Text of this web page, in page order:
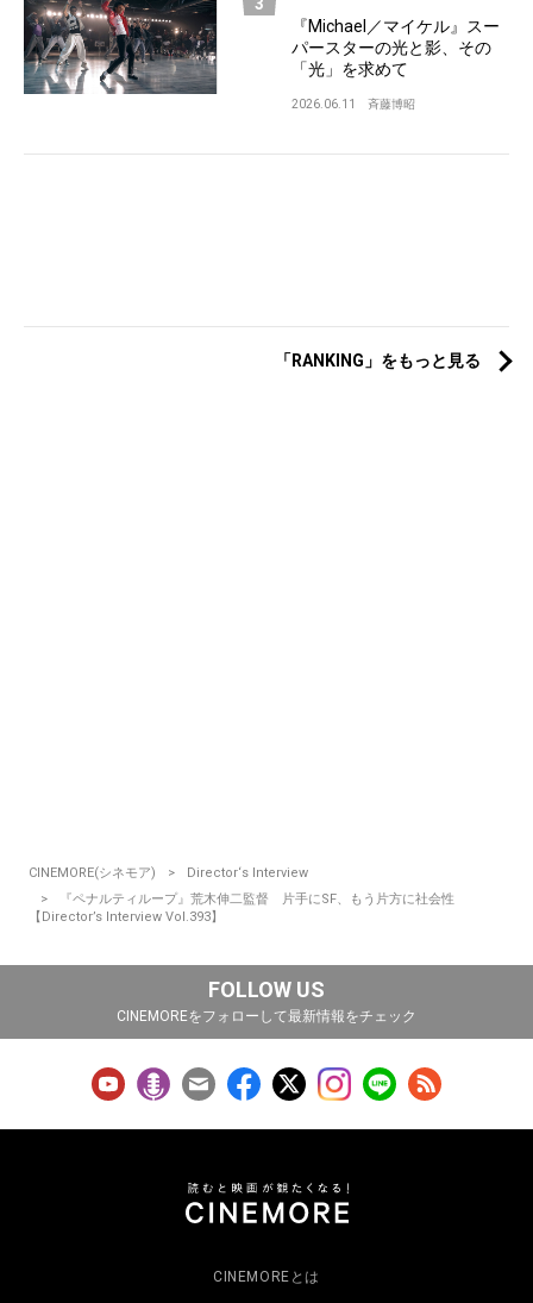
『Michael／マイケル』スー
パースターの光と影、その
「光」を求めて
2026.06.11 斉藤博昭
「RANKING」をもっと見る
CINEMORE(シネモア)
Director‘s Interview
『ペナルティループ』荒木伸二監督 片手にSF、もう片方に社会性
【Director’s Interview Vol.393】
FOLLOW US
CINEMOREをフォローして最新情報をチェック
CINEMOREとは